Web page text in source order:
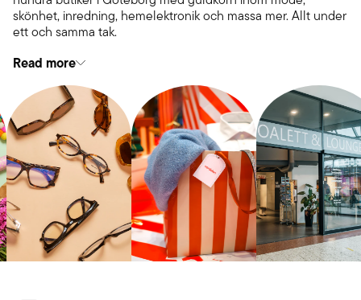
skönhet, inredning, hemelektronik och massa mer. Allt under
ett och samma tak.
Read more